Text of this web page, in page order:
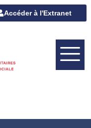
Accéder à l'Extranet